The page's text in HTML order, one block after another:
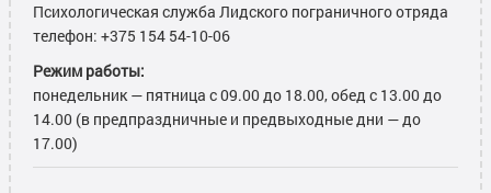
Психологическая служба Лидского пограничного отряда
телефон: +375 154 54-10-06
Режим работы:
понедельник — пятница с 09.00 до 18.00, обед с 13.00 до
14.00 (в предпраздничные и предвыходные дни — до
17.00)